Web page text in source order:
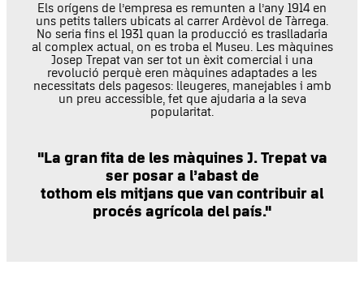
Els orígens de l’empresa es remunten a l’any 1914 en
uns petits tallers ubicats al carrer Ardèvol de Tàrrega.
No seria fins el 1931 quan la producció es traslladaria
al complex actual, on es troba el Museu. Les màquines
Josep Trepat van ser tot un èxit comercial i una
revolució perquè eren màquines adaptades a les
necessitats dels pagesos: lleugeres, manejables i amb
un preu accessible, fet que ajudaria a la seva
popularitat.
"La gran fita de les màquines J. Trepat va
ser posar a l’abast de
tothom els mitjans que van contribuir al
procés agrícola del país."